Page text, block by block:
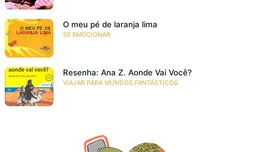
O meu pé de laranja lima
SE EMOCIONAR
Resenha: Ana Z. Aonde Vai Você?
VIAJAR PARA MUNDOS FANTÁSTICOS